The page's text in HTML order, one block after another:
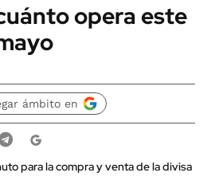
opera este
ámbito en
para la compra y venta de la divisa